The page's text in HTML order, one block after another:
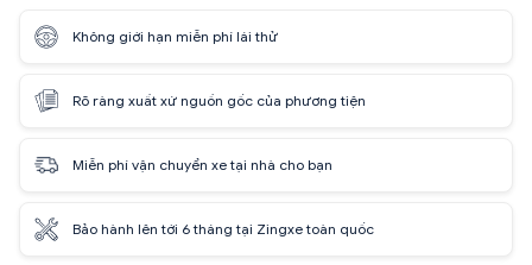
Không giới hạn miễn phí lái thử
Rõ ràng xuất xứ nguồn gốc của phương tiện
Miễn phí vận chuyển xe tại nhà cho bạn
Bảo hành lên tới 6 tháng tại Zingxe toàn quốc